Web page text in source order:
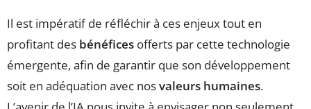
Il est impératif de réfléchir à ces enjeux tout en
profitant des bénéfices offerts par cette technologie
émergente, afin de garantir que son développement
soit en adéquation avec nosvaleurs humaines.